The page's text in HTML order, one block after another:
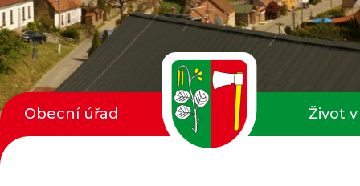
Obecní úřad Život